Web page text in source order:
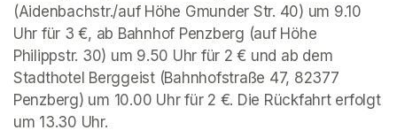
(Aidenbachstr./auf Höhe Gmunder Str. 40) um 9.10
Uhr für 3 €, ab Bahnhof Penzberg (auf Höhe
Philippstr. 30) um 9.50 Uhr für 2 € und ab dem
Stadthotel Berggeist (Bahnhofstraße 47, 82377
Penzberg) um 10.00 Uhr für 2 €. Die Rückfahrt erfolgt
um 13.30 Uhr.